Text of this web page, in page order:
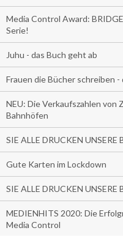
Media Control Award:
Serie!
Juhu - das Buch geht ab
Frauen die Bücher schreiben
NEU: Die Verkaufszahlen
Bahnhöfen
SIE ALLE DRUCKEN UNSERE
Gute Karten im Lockdown
SIE ALLE DRUCKEN UNSERE
MEDIENHITS 2020: Die
Media Control